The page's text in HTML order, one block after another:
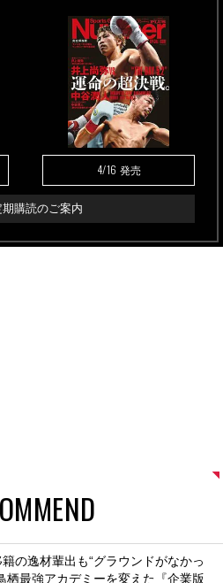
4/16 発売
購読のご案内
籍の逸材輩出も“グラウンドがなかっ
栖最強アカデミーを変えた『企業版